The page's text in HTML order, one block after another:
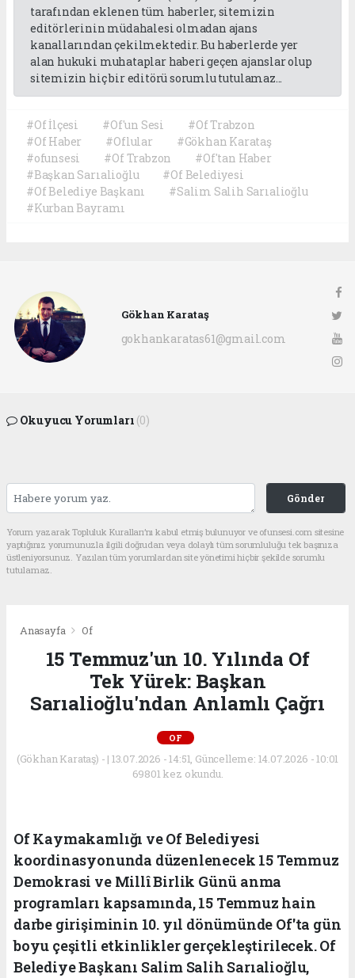
tarafından eklenen tüm haberler, sitemizin
editörlerinin müdahalesi olmadan ajans
kanallarından çekilmektedir. Bu haberlerde yer
alan hukuki muhataplar haberi geçen ajanslar olup
sitemizin hiç bir editörü sorumlu tutulamaz...
#Of İlçesi #Of'un Sesi
#Of Trabzon
#Of Haber
#Oflular
#Gökhan Karataş
#ofunsesi
#Of Trabzon
#Of'tan Haber
#Başkan Sarıalioğlu
#Of Belediyesi
#Of Belediye Başkanı
#Salim Salih Sarıalioğlu
#Kurban Bayramı
Gökhan Karataş
gokhankaratas61@gmail.com
Okuyucu Yorumları (0)
Gönder
Yorum yazarak Topluluk Kuralları’nı kabul etmiş bulunuyor ve ofunsesi.com sitesine
yaptığınız yorumunuzla ilgili doğrudan veya dolaylı tüm sorumluluğu tek başınıza
üstleniyorsunuz. Yazılan tüm yorumlardan site yönetimi hiçbir şekilde sorumlu
tutulamaz.
Anasayfa Of
15 Temmuz'un 10. Yılında Of
Tek Yürek: Başkan
Sarıalioğlu'ndan Anlamlı Çağrı
OF
(Gökhan Karataş) - | 13.07.2026 - 14:51, Güncelleme: 14.07.2026 - 10:01
69801 kez okundu.
Of Kaymakamlığı ve Of Belediyesi
koordinasyonunda düzenlenecek 15 Temmuz
Demokrasi ve Millî Birlik Günü anma
programları kapsamında, 15 Temmuz hain
darbe girişiminin 10. yıl dönümünde Of'ta gün
boyu çeşitli etkinlikler gerçekleştirilecek. Of
Belediye Başkanı Salim Salih Sarıalioğlu,